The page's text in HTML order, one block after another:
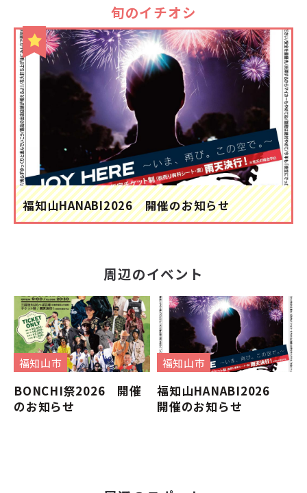
旬のイチオシ
福知山HANABI2026 開催のお知らせ
周辺のイベント
福知山市
BONCHI祭2026 開催
のお知らせ
福知山市
福知山HANABI2026
開催のお知らせ